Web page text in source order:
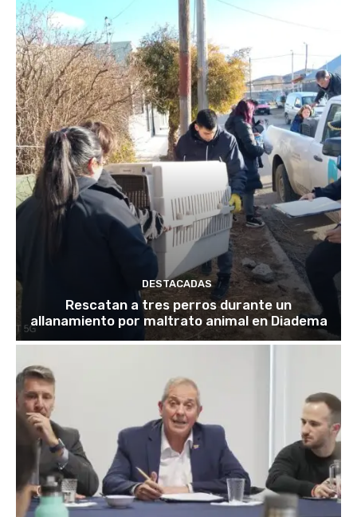
DESTACADAS
Rescatan a tres perros durante un
allanamiento por maltrato animal en Diadema